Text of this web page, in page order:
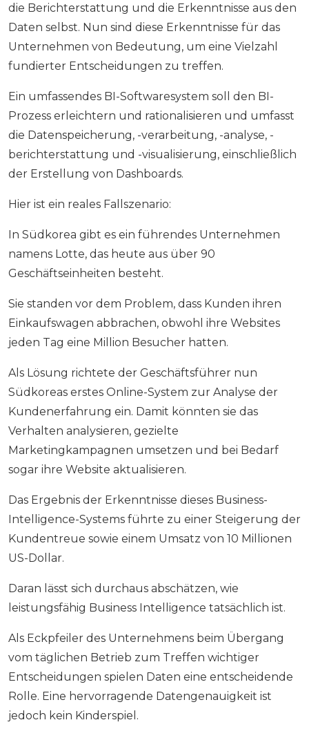
die Berichterstattung und die Erkenntnisse aus den
Daten selbst. Nun sind diese Erkenntnisse für das
Unternehmen von Bedeutung, um eine Vielzahl
fundierter Entscheidungen zu treffen.
Ein umfassendes BI-Softwaresystem soll den BI-
Prozess erleichtern und rationalisieren und umfasst
die Datenspeicherung, -verarbeitung, -analyse, -
berichterstattung und -visualisierung, einschließlich
der Erstellung von Dashboards.
Hier ist ein reales Fallszenario:
In Südkorea gibt es ein führendes Unternehmen
namens Lotte, das heute aus über 90
Geschäftseinheiten besteht.
Sie standen vor dem Problem, dass Kunden ihren
Einkaufswagen abbrachen, obwohl ihre Websites
jeden Tag eine Million Besucher hatten.
Als Lösung richtete der Geschäftsführer nun
Südkoreas erstes Online-System zur Analyse der
Kundenerfahrung ein. Damit könnten sie das
Verhalten analysieren, gezielte
Marketingkampagnen umsetzen und bei Bedarf
sogar ihre Website aktualisieren.
Das Ergebnis der Erkenntnisse dieses Business-
Intelligence-Systems führte zu einer Steigerung der
Kundentreue sowie einem Umsatz von 10 Millionen
US-Dollar.
Daran lässt sich durchaus abschätzen, wie
leistungsfähig Business Intelligence tatsächlich ist.
Als Eckpfeiler des Unternehmens beim Übergang
vom täglichen Betrieb zum Treffen wichtiger
Entscheidungen spielen Daten eine entscheidende
Rolle. Eine hervorragende Datengenauigkeit ist
jedoch kein Kinderspiel.